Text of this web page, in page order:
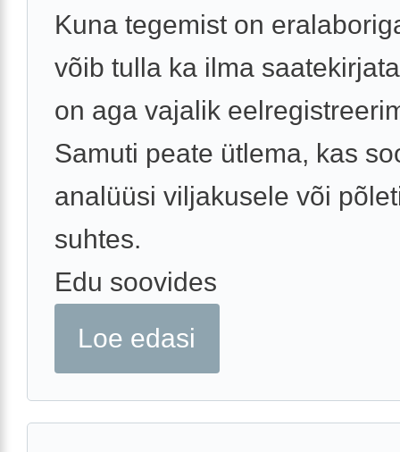
Kuna tegemist on
võib tulla ka ilma
on aga vajalik
Samuti peate ütlema, kas
analüüsi viljakusele või
suhtes.
Edu soovides
Loe edasi